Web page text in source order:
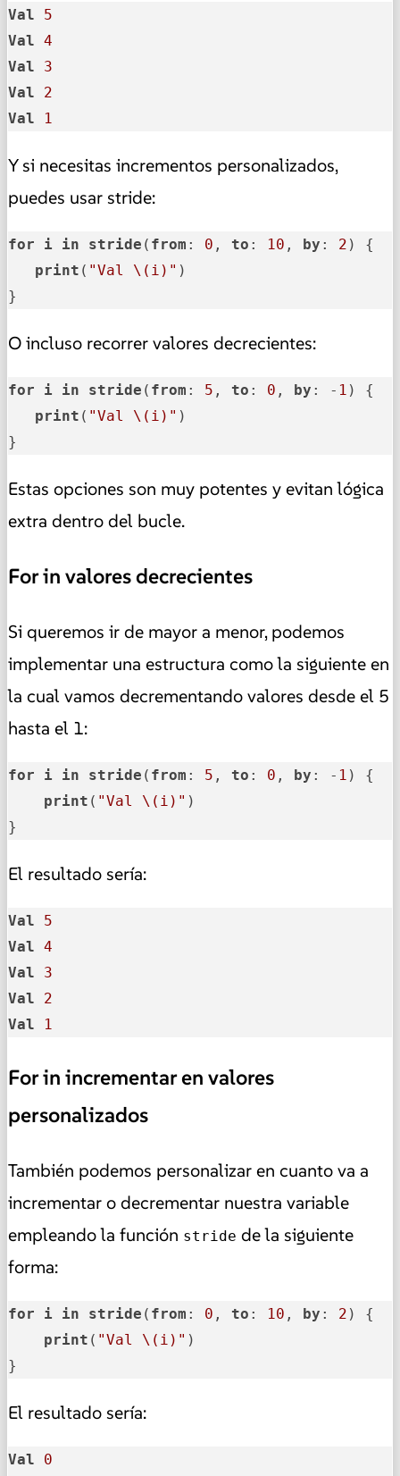
Val
5
Val 4
Val
3
Val
2
Val
1
Y si necesitas incrementos personalizados,
puedes usar stride:
for i in stride ( from : 0 , to : 10 , by : 2 ) {
print ( "Val \(i)" )
}
O incluso recorrer valores decrecientes:
for i in stride ( from : 5 , to : 0 , by : - 1 ) {
print ( "Val \(i)" )
}
Estas opciones son muy potentes y evitan lógica
extra dentro del bucle.
For in valores decrecientes
Si queremos ir de mayor a menor, podemos
implementar una estructura como la siguiente en
la cual vamos decrementando valores desde el 5
hasta el 1:
for i in stride ( from : 5 , to : 0 , by : - 1 ) {
print ( "Val \(i)" )
}
El resultado sería:
Val
5
Val 4
Val
3
Val
2
Val
1
For in incrementar en valores
personalizados
También podemos personalizar en cuanto va a
incrementar o decrementar nuestra variable
empleando la función stride de la siguiente
forma:
for i in stride ( from : 0 , to : 10 , by : 2 ) {
print ( "Val \(i)" )
}
El resultado sería:
Val
0